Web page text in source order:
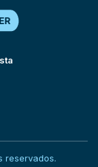
reservados.